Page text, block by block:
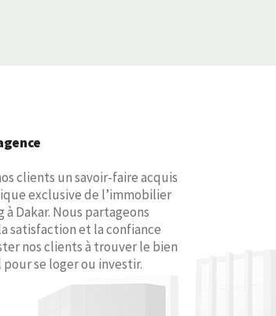
clients un savoir-faire acquis
exclusive de l’immobilier
Dakar. Nous partageons
satisfaction et la confiance
nos clients à trouver le bien
se loger ou investir.